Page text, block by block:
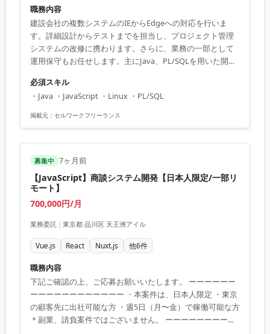
職務内容
建設会社の複数システムのIEからEdgeへの対応を行いま
す。詳細設計からテストまでを担当し、プロジェクト管理
システムの改修に携わります。さらに、業務の一部として
運用保守もお任せします。主にJava、PL/SQLを用いた開発
モートでの業務が可能 - JavaおよびPL/SQLのスキルを活か
せるプロジェクト - 新しい技術の学習意欲を重視
必須スキル
・Java ・JavaScript ・Linux ・PL/SQL
掲載元： セルワークフリーランス
募集中 7ヶ月前
【JavaScript】商談システム開発【日本人限定/一部リ
モート】
700,000円/月
業務委託 | 東京都 品川区 天王洲アイル
Vue.js React Nuxt.js 他6件
職務内容
下記ご確認の上、ご応募お願いいたします。 ーーーーーー
ーーーーーーーーーーーー ・本案件は、日本人限定 ・東京
の顧客先に出社可能な方 ・週5日（月〜金）で稼働可能な方
＊副業、請負案件ではございません。 ーーーーーーーーー